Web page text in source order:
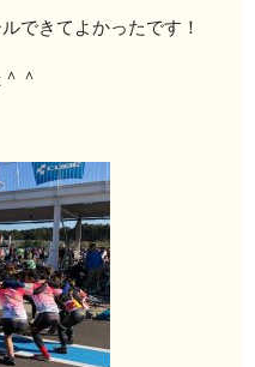
できてよかったです！
＾